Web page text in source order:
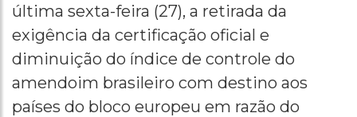
última sexta-feira (27), a retirada da
exigência da certificação oficial e
diminuição do índice de controle do
amendoim brasileiro com destino aos
países do bloco europeu em razão do